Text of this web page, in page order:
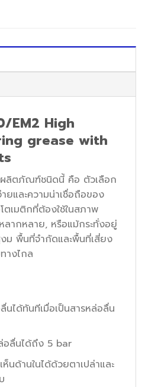
EM2 High
grease with
ผลิตภัณฑ์ชนิดนี้ คือ ตัวเลือก
และความน่าเชื่อถือของ
ตเมติกที่ต้องใช้ในสภาพ
ากหลาย, หรือแม้กระทั่งอยู่
ม พื้นที่จำกัดและพื้นที่เสี่ยง
างไกล
นได้ทันทีเมื่อเป็นสารหล่อลื่น
อลื่นได้ถึง 5 bar
นด้านในได้ด้วยตาเปล่าและ